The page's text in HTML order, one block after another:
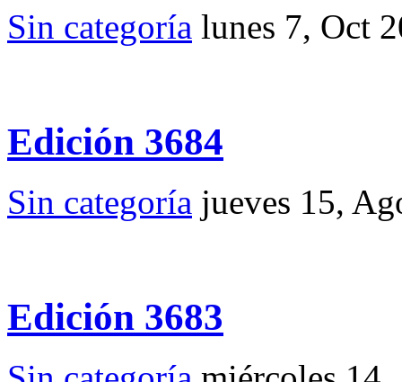
Sin categoría lunes 7, Oct
Edición 3684
Sin categoría jueves 15,
Edición 3683